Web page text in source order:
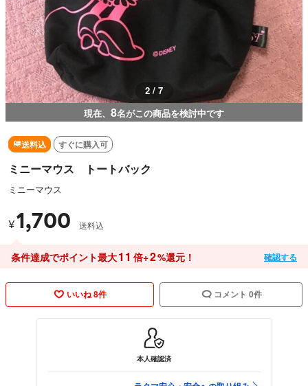
2 / 7
現在、 8名がこの商品を検討中です
送料込 すぐに購入可
ミニーマウス トートバック
ミニーマウス
¥1,700 送料込
条件達成でポイント最大11 倍+2%還元！ 確認する
いいね 8件 コメント 0件
本人確認済